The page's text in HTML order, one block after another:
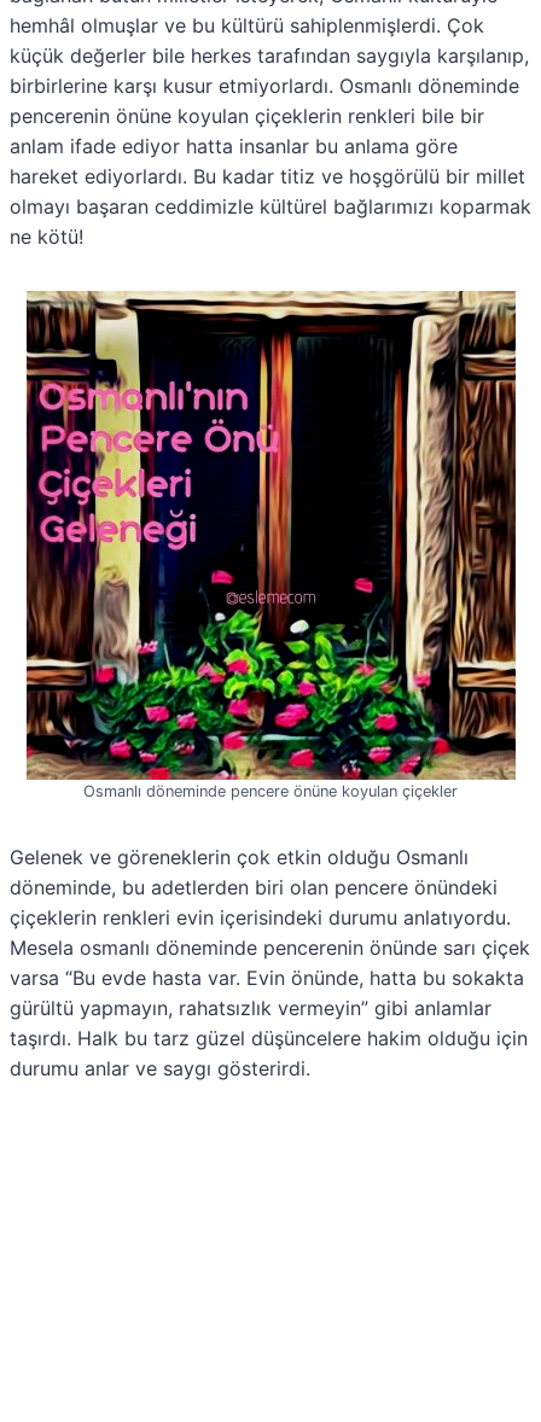
hemhâl olmuşlar ve bu kültürü sahiplenmişlerdi. Çok
küçük değerler bile herkes tarafından saygıyla karşılanıp,
birbirlerine karşı kusur etmiyorlardı. Osmanlı döneminde
pencerenin önüne koyulan çiçeklerin renkleri bile bir
anlam ifade ediyor hatta insanlar bu anlama göre
hareket ediyorlardı. Bu kadar titiz ve hoşgörülü bir millet
olmayı başaran ceddimizle kültürel bağlarımızı koparmak
ne kötü!
Osmanlı döneminde pencere önüne koyulan çiçekler
Gelenek ve göreneklerin çok etkin olduğu Osmanlı
döneminde, bu adetlerden biri olan pencere önündeki
çiçeklerin renkleri evin içerisindeki durumu anlatıyordu.
Mesela osmanlı döneminde pencerenin önünde sarı çiçek
varsa “Bu evde hasta var. Evin önünde, hatta bu sokakta
gürültü yapmayın, rahatsızlık vermeyin” gibi anlamlar
taşırdı. Halk bu tarz güzel düşüncelere hakim olduğu için
durumu anlar ve saygı gösterirdi.